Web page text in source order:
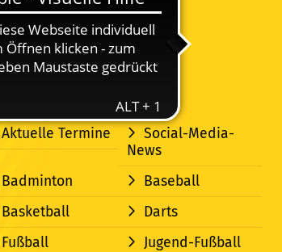
Aktuelle Termine
Social-Media-
News
Badminton
Baseball
Basketball
Darts
Fußball
Jugend-Fußball